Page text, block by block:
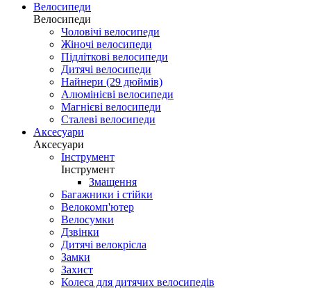
Велосипеди
Велосипеди
Чоловічі велосипеди
Жіночі велосипеди
Підліткові велосипеди
Дитячі велосипеди
Найнери (29 дюймів)
Алюмінієві велосипеди
Магнієві велосипеди
Сталеві велосипеди
Аксесуари
Аксесуари
Інструмент
Інструмент
Змащення
Багажники і стійки
Велокомп'ютер
Велосумки
Дзвінки
Дитячі велокрісла
Замки
Захист
Колеса для дитячих велосипедів